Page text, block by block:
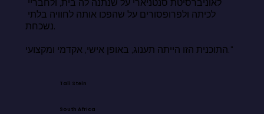
נשכחת.
התוכנית הזו הייתה תענוג, באופן אישי, אקדמי ומקצועי."
Tali Stein
South Africa